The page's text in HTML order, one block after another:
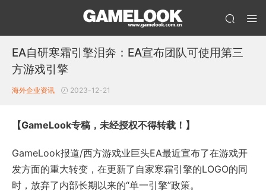
EA自研寒霜引擎泪奔：EA宣布团队可使用第三
方游戏引擎
海外企业资讯 2023-12-21
【GameLook专稿，未经授权不得转载！】
GameLook报道/西方游戏业巨头EA最近宣布了在游戏开
发方面的重大转变，在更新了自家寒霜引擎的LOGO的同
时，放弃了内部长期以来的“单一引擎”政策。